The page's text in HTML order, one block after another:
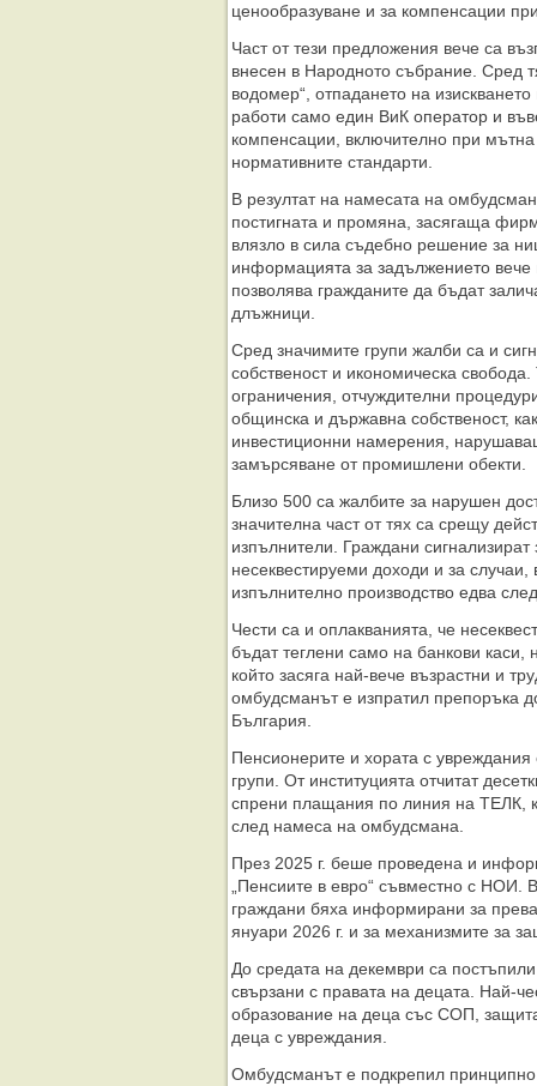
ценообразуване и за компенсации
Част от тези предложения вече са
внесен в Народното събрание. Сред
водомер“, отпадането на
работи само един ВиК оператор и
компенсации, включително при
нормативните стандарти.
В резултат на намесата на
постигната и промяна, засягаща
влязло в сила съдебно решение за
информацията за задължението вече
позволява гражданите да бъдат
длъжници.
Сред значимите групи жалби са и
собственост и икономическа
ограничения, отчуждителни
общинска и държавна собственост,
инвестиционни намерения,
замърсяване от промишлени обекти.
Близо 500 са жалбите за нарушен
значителна част от тях са срещу
изпълнители. Граждани сигнализират
несеквестируеми доходи и за случаи,
изпълнително производство едва
Чести са и оплакванията, че
бъдат теглени само на банкови
който засяга най-вече възрастни и
омбудсманът е изпратил препоръка
България.
Пенсионерите и хората с увреждания
групи. От институцията отчитат
спрени плащания по линия на ТЕЛК,
след намеса на омбудсмана.
През 2025 г. беше проведена и
„Пенсиите в евро“ съвместно с НОИ.
граждани бяха информирани за
януари 2026 г. и за механизмите за
До средата на декември са
свързани с правата на децата. Най-
образование на деца със СОП,
деца с увреждания.
Омбудсманът е подкрепил принципно